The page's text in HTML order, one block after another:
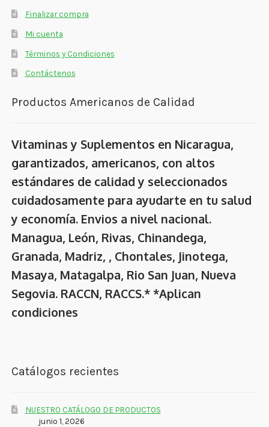
Finalizar compra
Mi cuenta
Términos y Condiciones
Contáctenos
Productos Americanos de Calidad
Vitaminas y Suplementos en Nicaragua,
garantizados, americanos, con altos
estándares de calidad y seleccionados
cuidadosamente para ayudarte en tu salud
y economía. Envios a nivel nacional.
Managua, León, Rivas, Chinandega,
Granada, Madriz, , Chontales, Jinotega,
Masaya, Matagalpa, Rio San Juan, Nueva
Segovia. RACCN, RACCS.* *Aplican
condiciones
Catálogos recientes
NUESTRO CATÁLOGO DE PRODUCTOS
junio 1, 2026